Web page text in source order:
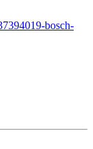
bosch-